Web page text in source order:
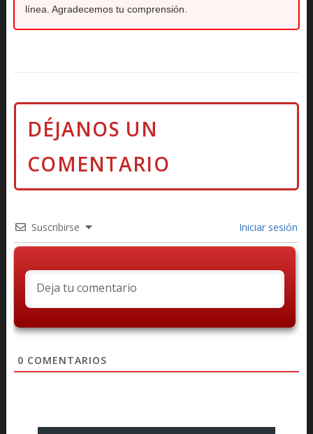
línea. Agradecemos tu comprensión.
Suscribirse Iniciar sesión
0 COMENTARIOS